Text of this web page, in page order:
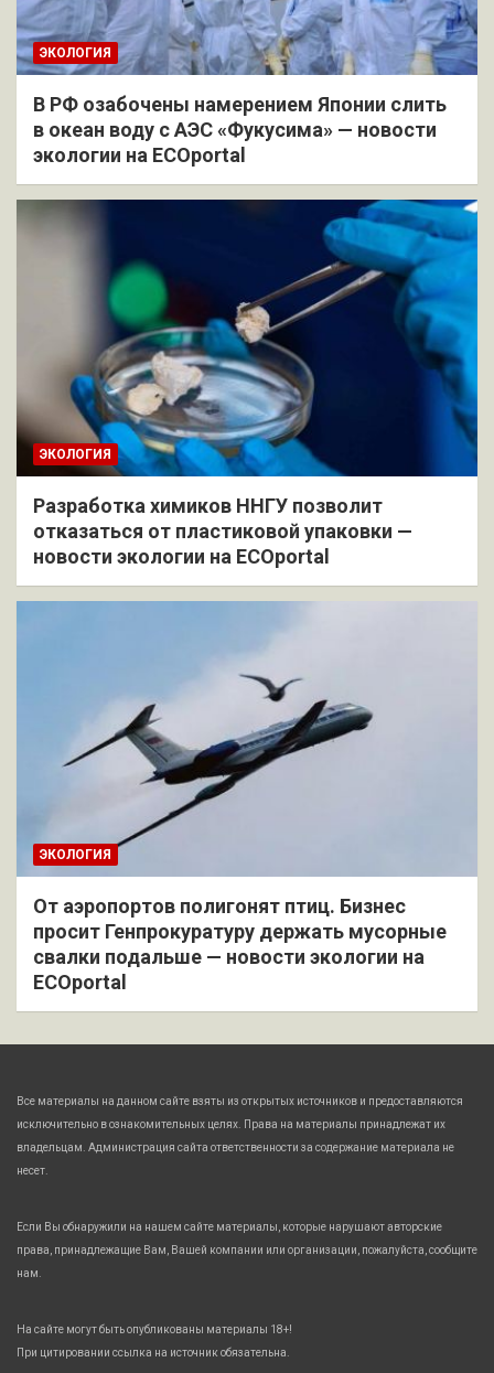
ЭКОЛОГИЯ
В РФ озабочены намерением Японии слить
в океан воду с АЭС «Фукусима» — новости
экологии на ECOportal
ЭКОЛОГИЯ
Разработка химиков ННГУ позволит
отказаться от пластиковой упаковки —
новости экологии на ECOportal
ЭКОЛОГИЯ
От аэропортов полигонят птиц. Бизнес
просит Генпрокуратуру держать мусорные
свалки подальше — новости экологии на
ECOportal
Все материалы на данном сайте взяты из открытых источников и предоставляются
исключительно в ознакомительных целях. Права на материалы принадлежат их
владельцам. Администрация сайта ответственности за содержание материала не
несет.
Если Вы обнаружили на нашем сайте материалы, которые нарушают авторские
права, принадлежащие Вам, Вашей компании или организации, пожалуйста, сообщите
нам.
На сайте могут быть опубликованы материалы 18+!
При цитировании ссылка на источник обязательна.